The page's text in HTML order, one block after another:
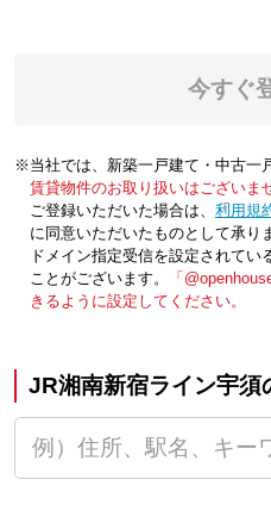
今すぐ
※当社では、新築一戸建て・中古一
賃貸物件のお取り扱いはございま
ご登録いただいた場合は、「利用規
に同意いただいたものとして承り
ドメイン指定受信を設定されて
ことがございます。
「
きるように設定してください。
JR湘南新宿ライン宇須